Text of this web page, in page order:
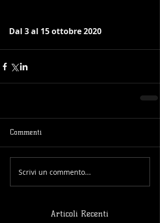
Dal 3 al 15 ottobre 2020
Commenti
Scrivi un commento...
Articoli Recenti